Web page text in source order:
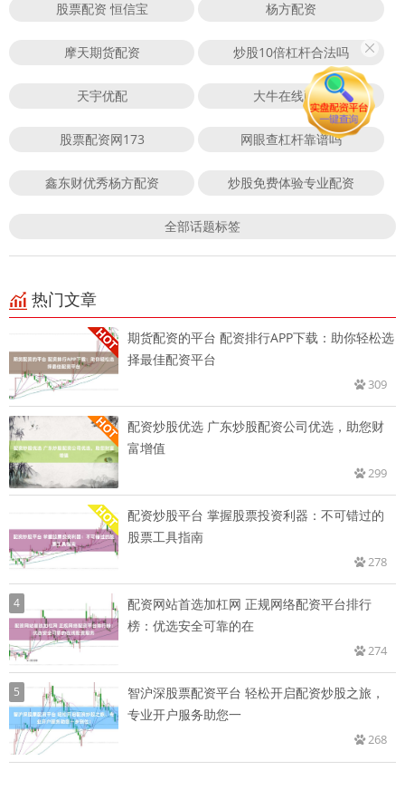
股票配资 恒信宝 杨方配资
摩天期货配资 炒股10倍杠杆合法吗
天宇优配 大牛在线配资
股票配资网173 网眼查杠杆靠谱吗
鑫东财优秀杨方配资 炒股免费体验专业配资
全部话题标签
热门文章
期货配资的平台 配资排行APP下载：助你轻松选
择最佳配资平台
309
配资炒股优选 广东炒股配资公司优选，助您财
富增值
299
配资炒股平台 掌握股票投资利器：不可错过的
股票工具指南
278
4
配资网站首选加杠网 正规网络配资平台排行
榜：优选安全可靠的在
274
5
智沪深股票配资平台 轻松开启配资炒股之旅，
专业开户服务助您一
268